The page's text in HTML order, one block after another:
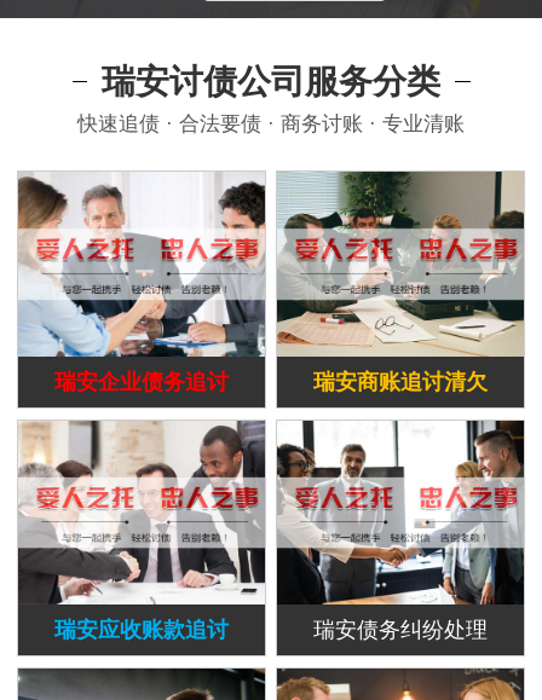
瑞安讨债公司服务分类
快速追债 · 合法要债 · 商务讨账 · 专业清账
瑞安企业债务追讨 瑞安商账追讨清欠
瑞安应收账款追讨 瑞安债务纠纷处理